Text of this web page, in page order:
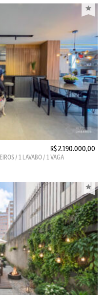
R$ 2.190.000,00
/ 1 LAVABO / 1 VAGA